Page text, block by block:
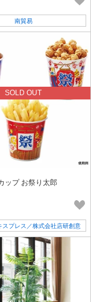
南貿易
SOLD OUT
ップ お祭り太郎
スプレス／株式会社店研創意